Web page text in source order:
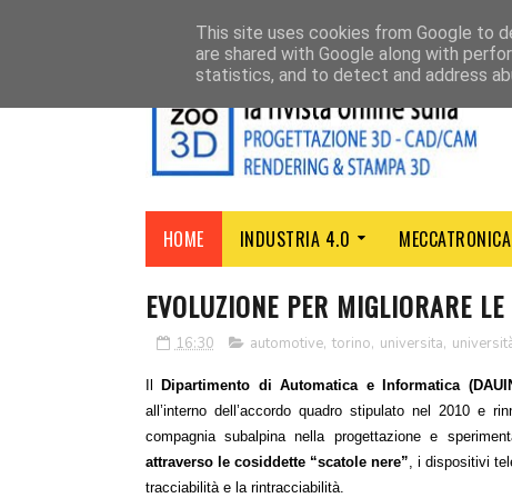
CONTATTI
HOME INDUSTRIA 4.0 MECCATRONICA
EVOLUZIONE PER MIGLIORARE
16:30 automotive, torino, universita,
Dipartimento di Automatica e Informatica
all’interno dell’accordo quadro stipulato nel 2010 e
compagnia subalpina nella progettazione e
attraverso le cosiddette “scatole nere”, i dispositivi
tracciabilità e la rintracciabilità.
This site uses cookies from Google to
are shared with Google along with
statistics, and to detect and address